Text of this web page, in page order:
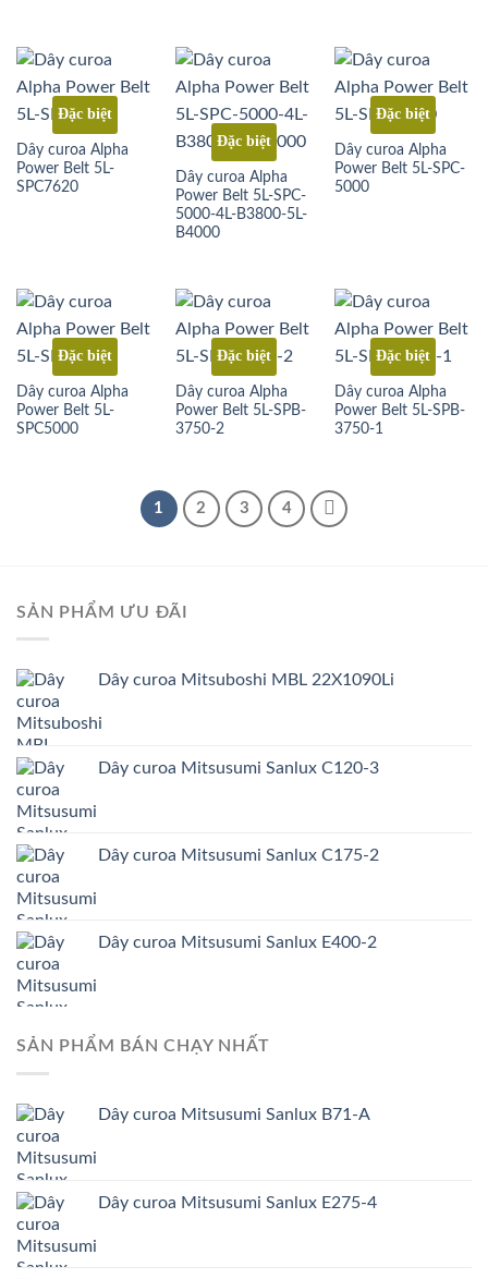
Đặc biệt
Dây curoa Alpha
Power Belt 5L-
SPC7620
Đặc biệt
Dây curoa Alpha
Power Belt 5L-SPC-
5000-4L-B3800-5L-
B4000
Đặc biệt
Dây curoa Alpha
Power Belt 5L-SPC-
5000
Đặc biệt
Dây curoa Alpha
Power Belt 5L-
SPC5000
Đặc biệt
Dây curoa Alpha
Power Belt 5L-SPB-
3750-2
Đặc biệt
Dây curoa Alpha
Power Belt 5L-SPB-
3750-1
1 2 3 4
SẢN PHẨM ƯU ĐÃI
Dây curoa Mitsuboshi MBL 22X1090Li
Dây curoa Mitsusumi Sanlux C120-3
Dây curoa Mitsusumi Sanlux C175-2
Dây curoa Mitsusumi Sanlux E400-2
SẢN PHẨM BÁN CHẠY NHẤT
Dây curoa Mitsusumi Sanlux B71-A
Dây curoa Mitsusumi Sanlux E275-4